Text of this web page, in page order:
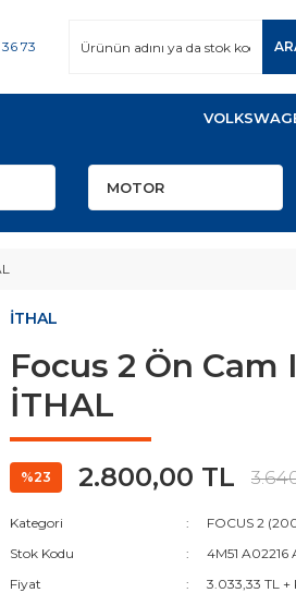
İTHAL
Focus 2 Ön Cam
İTHAL
%23 2.800,00 TL
Kategori FOCUS 2
Stok Kodu
4M51 A02216
Fiyat
3.033,33 TL +